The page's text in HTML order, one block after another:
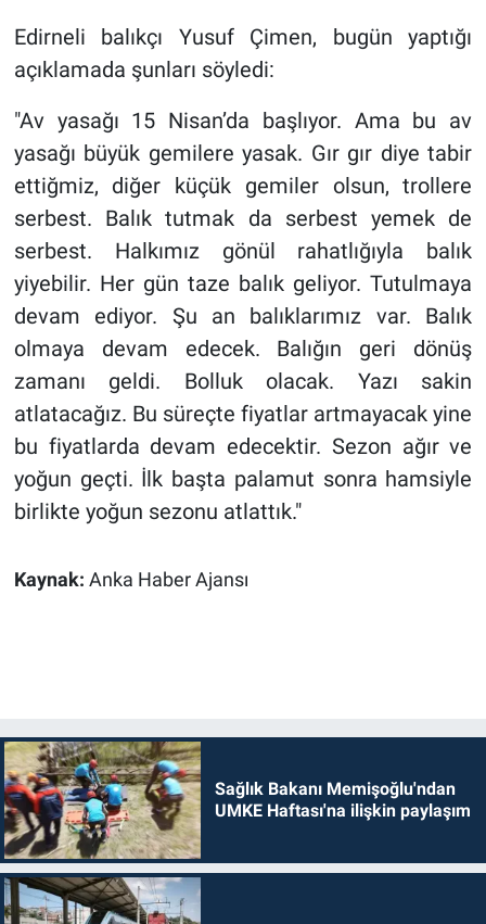
Edirneli balıkçı Yusuf Çimen, bugün yaptığı
açıklamada şunları söyledi:
"Av yasağı 15 Nisan’da başlıyor. Ama bu av
yasağı büyük gemilere yasak. Gır gır diye tabir
ettiğmiz, diğer küçük gemiler olsun, trollere
serbest. Balık tutmak da serbest yemek de
serbest. Halkımız gönül rahatlığıyla balık
yiyebilir. Her gün taze balık geliyor. Tutulmaya
devam ediyor. Şu an balıklarımız var. Balık
olmaya devam edecek. Balığın geri dönüş
zamanı geldi. Bolluk olacak. Yazı sakin
atlatacağız. Bu süreçte fiyatlar artmayacak yine
bu fiyatlarda devam edecektir. Sezon ağır ve
yoğun geçti. İlk başta palamut sonra hamsiyle
birlikte yoğun sezonu atlattık."
Kaynak: Anka Haber Ajansı
Sağlık Bakanı Memişoğlu'ndan
UMKE Haftası'na ilişkin paylaşım